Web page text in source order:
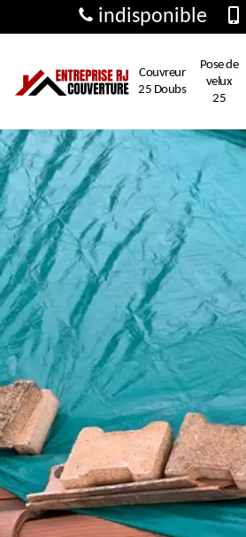
indisponible
Couvreur
25 Doubs
Pose de
velux
25